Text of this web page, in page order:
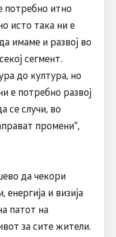
потребно итно
исто така ни е
имаме и развој во
сегмент.
до култура, но
е потребно развој
се случи, во
промени“,
да чекори
и визија
патот на
за сите жители.